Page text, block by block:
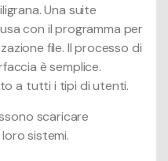
Una suite
con il programma per
file. Il processo di
è semplice.
a tutti i tipi di utenti.
scaricare
sistemi.